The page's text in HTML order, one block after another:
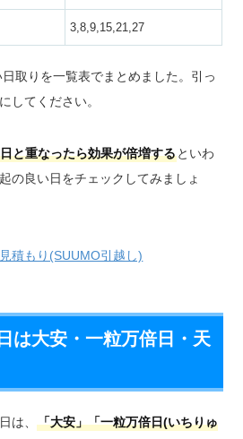
3,8,9,15,21,27
取りを一覧表でまとめました。引っ
してください。
と重なったら効果が倍増するといわ
の良い日をチェックしてみましょ
積もり(SUUMO引越し)
は大安・一粒万倍日・天
は、「大安」「一粒万倍日(いちりゅ